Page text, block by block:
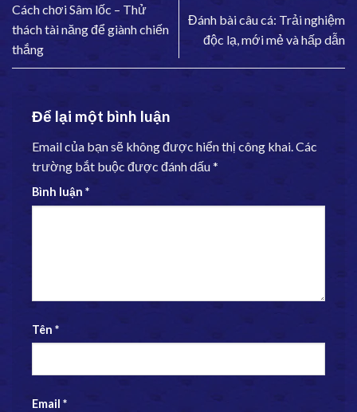
Cách chơi Sâm lốc – Thử
thách tài năng để giành chiến
thắng
Đánh bài câu cá: Trải nghiệm
độc lạ, mới mẻ và hấp dẫn
Để lại một bình luận
Email của bạn sẽ không được hiển thị công khai.Các
trường bắt buộc được đánh dấu*
Bình luận *
Tên *
Email *